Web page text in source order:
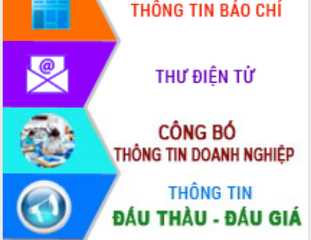
Họp báo thông tin về Hội nghị Công bố
Quy hoạch và Xúc tiến đầu tư tỉnh Đắk
Khơi thông điểm nghẽn, đẩy nhanh
giải ngân vốn khắc phục thiên tai
HĐND tỉnh thông qua điều chỉnh Quy
hoạch tỉnh thời kỳ 2021-2030
Hội thảo góp ý hồ sơ điều chỉnh quy
hoạch tỉnh Đắk Lắk thời kỳ 2021-2030,
tầm nhìn đến năm 2050
Nâng cao hiệu quả hoạt động của các
doanh nghiệp nhà nước
Hội nghị triển khai kết nối mạng
truyền số liệu chuyên dùng phục vụ cơ
quan Đảng, Nhà nước